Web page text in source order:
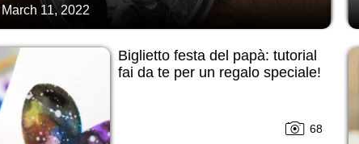
March 11, 2022
Biglietto festa del papà: tutorial
fai da te per un regalo speciale!
68